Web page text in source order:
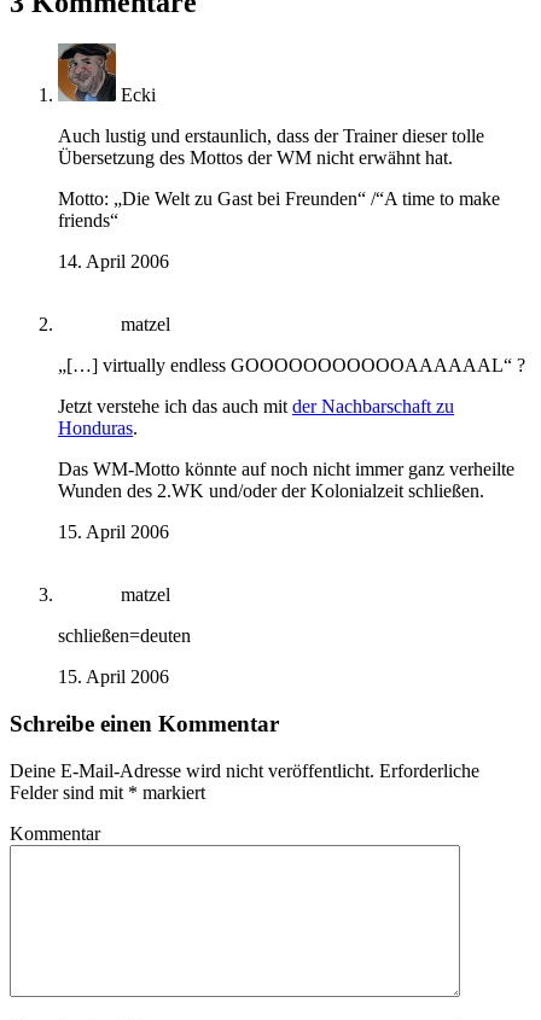
Ecki
Auch lustig und erstaunlich, dass der Trainer dieser tolle
Übersetzung des Mottos der WM nicht erwähnt hat.
Motto: „Die Welt zu Gast bei Freunden“ /“A time to make
friends“
14. April 2006
matzel
„[…] virtually endless GOOOOOOOOOOOAAAAAAL“ ?
Jetzt verstehe ich das auch mit der Nachbarschaft zu
Honduras.
Das WM-Motto könnte auf noch nicht immer ganz verheilte
Wunden des 2.WK und/oder der Kolonialzeit schließen.
15. April 2006
matzel
schließen=deuten
15. April 2006
Schreibe einen Kommentar
Deine E-Mail-Adresse wird nicht veröffentlicht. Erforderliche
Felder sind mit * markiert
Kommentar